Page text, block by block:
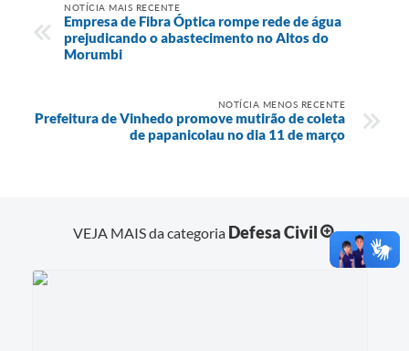
NOTÍCIA MAIS RECENTE
Empresa de Fibra Óptica rompe rede de água
prejudicando o abastecimento no Altos do
Morumbi
NOTÍCIA MENOS RECENTE
Prefeitura de Vinhedo promove mutirão de coleta
de papanicolau no dia 11 de março
VEJA MAIS da categoria Defesa Civil